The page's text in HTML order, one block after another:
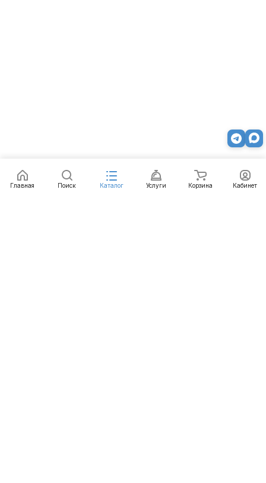
Главная Поиск Каталог Услуги Корзина Кабинет